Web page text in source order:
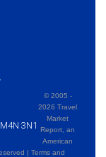
3N1
© 2005 -
2026 Travel
Market
Report, an
American
| Terms and